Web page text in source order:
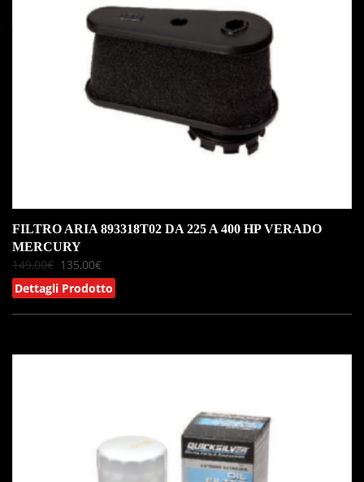
FILTRO ARIA 893318T02 DA 225 A 400 HP VERADO
MERCURY
149,00€ 135,00€
Dettagli Prodotto